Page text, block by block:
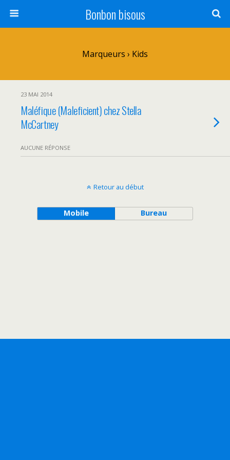
Bonbon bisous
Marqueurs › Kids
23 MAI 2014
Maléfique (Maleficient) chez Stella
McCartney
AUCUNE RÉPONSE
Retour au début
Mobile Bureau